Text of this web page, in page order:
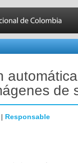
de
| Responsable